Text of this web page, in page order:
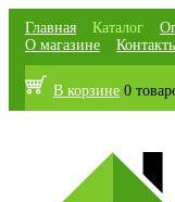
Главная Каталог
О магазине
В корзине 0